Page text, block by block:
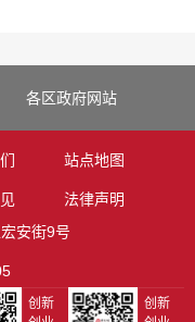
各区政府网站
站点地图
法律声明
安街9号
创新
创新